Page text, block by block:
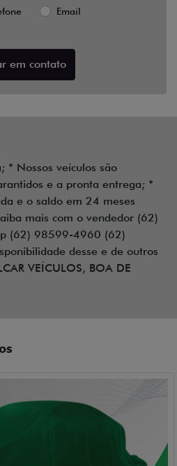
Email
em contato
* Nossos veículos são
e a pronta entrega; *
e o saldo em 24 meses
mais com o vendedor (62)
(62) 98599-4960 (62)
desse e de outros
VEÍCULOS, BOA DE